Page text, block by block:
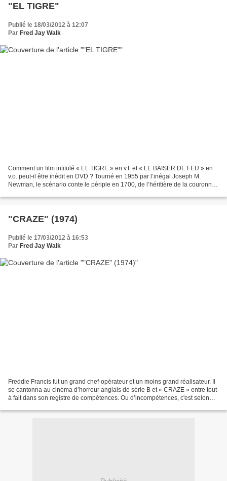
"EL TIGRE"
Publié le 18/03/2012 à 12:07
Par Fred Jay Walk
Comment un film intitulé « EL TIGRE » en v.f. et « LE BAISER DE FEU » en
v.o. peut-il être inédit en DVD ? Tourné en 1955 par l’inégal Joseph M.
Newman, le scénario conte le périple en 1700, de l’héritière de la couronne
"CRAZE" (1974)
Publié le 17/03/2012 à 16:53
Par Fred Jay Walk
Freddie Francis fut un grand chef-opérateur et un moins grand réalisateur. Il
se cantonna au cinéma d’horreur anglais de série B et « CRAZE » entre tout
à fait dans son registre de compétences. Ou d’incompétences, c'est selon…